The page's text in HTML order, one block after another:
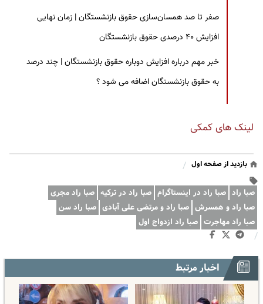
صفر تا صد همسان‌سازی حقوق بازنشستگان | زمان نهایی
افزایش ۴۰ درصدی حقوق بازنشستگان
خبر مهم درباره افزایش دوباره حقوق بازنشستگان | چند درصد
به حقوق بازنشستگان اضافه می شود ؟
لینک های کمکی
بازدید از صفحه اول /
صبا راد صبا راد در اینستاگرام صبا راد در ترکیه صبا راد مجری
صبا راد و همسرش صبا راد و مرتضی علی آبادی صبا راد سن
صبا راد مهاجرت صبا راد ازدواج اول
/
اخبار مرتبط